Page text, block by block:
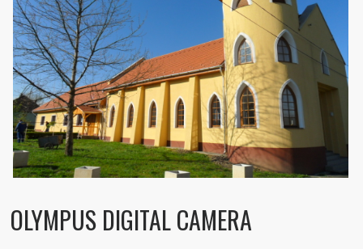
OLYMPUS DIGITAL CAMERA